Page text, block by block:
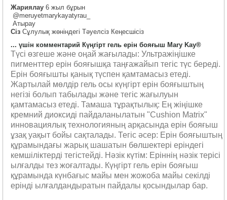
Жариялау 6 жыл бұрын
@meruyetmarykayatyrau_
Атырау
Сіз Сұлулық жөніндегі Тәуелсіз Кеңесшісіз
... үшін комментарий Күңгірт гель ерін бояғыш Mary Kay®
Түсі өзгеше және оңай жағылады: Ультражіңішке
пигменттер ерін бояғышқа таңғажайып тегіс түс береді.
Ерін бояғышты қанық түспен қамтамасыз етеді.
Жартылай мөлдір гель осы күңгірт ерін бояғыштың
негізі болып табылады және тегіс жағылуын
қамтамасыз етеді. Тамаша тұрақтылық: Ең жіңішке
кремний диоксиді пайдаланылатын "Cushion Matrix"
инновациялық технологияның арқасында ерін бояғыш
ұзақ уақыт бойы сақталады. Тегіс әсер: Ерін бояғыштың
құрамындағы жарық шашатын бөлшектері еріндегі
кемшіліктерді тегістейді. Нәзік күтім: Еріннің нәзік терісі
ылғалды тез жоғалтады. Күңгірт гель ерін бояғыш
құрамында күнбағыс майы мен жожоба майы секілді
ерінді ылғалдандыратын пайдалы қосындылар бар.